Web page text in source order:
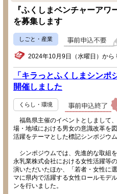
『ふくしまベンチャーア
を募集します
しごと・産業
2024年10月9日（水曜日）から
「キラっとふくしまシン
開催しました
くらし・環境
福島県主催のイベントとしまして
場・地域における男女の意識改革を
活躍をテーマとした標記シンポジウ
シンポジウムでは、先進的な取組
永乳業株式会社における女性活躍等
演いただいたほか、「若者・女性に
マに県内で活躍する女性ロールモデ
ンを行いました。